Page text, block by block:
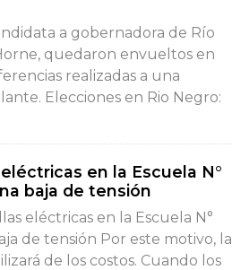
a gobernadora de Río
quedaron envueltos en
realizadas a una
Elecciones en Rio Negro:
en la Escuela N°
baja de tensión
eléctricas en la Escuela N°
de tensión Por este motivo, la
de los costos. Cuando los